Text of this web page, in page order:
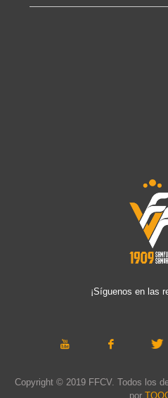
¡Síguenos en las
Copyright © 2019 FFCV. Todos los
por